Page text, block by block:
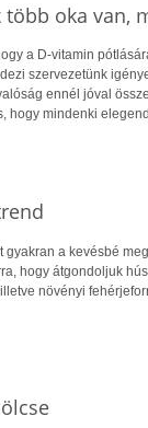
több oka van,
a D-vitamin
szervezetünk
ennél jóval
hogy mindenki
gyakran a kevésbé
hogy átgondoljuk
növényi